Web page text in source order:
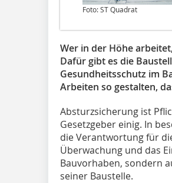
Foto: ST Quadrat
Wer in der Höhe
Dafür gibt es die
Gesundheitsschutz im
Arbeiten so gestalten,
Absturzsicherung ist
Gesetzgeber einig. In
die Verantwortung für
Überwachung und das
Bauvorhaben, sondern
seiner Baustelle.